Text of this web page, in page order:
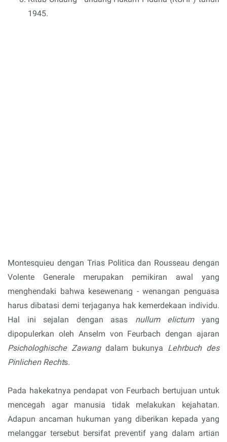
1945.
Montesquieu dengan Trias Politica dan Rousseau dengan
Volente Generale merupakan pemikiran awal yang
menghendaki bahwa kesewenang - wenangan penguasa
harus dibatasi demi terjaganya hak kemerdekaan individu.
Hal ini sejalan dengan asas nullum elictumyang
dipopulerkan oleh Anselm von Feurbach dengan ajaran
Psichologhische Zawang dalam bukunya Lehrbuch des
Pinlichen Rechts.
Pada hakekatnya pendapat von Feurbach bertujuan untuk
mencegah agar manusia tidak melakukan kejahatan.
Adapun ancaman hukuman yang diberikan kepada yang
melanggar tersebut bersifat preventif yang dalam artian